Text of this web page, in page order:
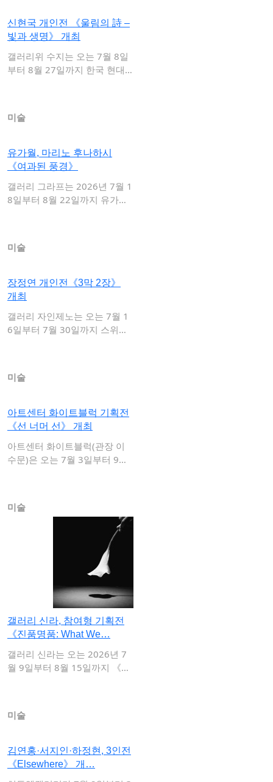
신현국 개인전 《울림의 詩 –
빛과 생명》 개최
갤러리위 수지는 오는 7월 8일
부터 8월 27일까지 한국 현대
미술
유가월, 마리노 후나하시
《여과된 풍경》
갤러리 그라프는 2026년 7월 1
8일부터 8월 22일까지 유가월
미술
장정연 개인전《3막 2장》
개최
갤러리 자인제노는 오는 7월 1
6일부터 7월 30일까지 스위스
미술
아트센터 화이트블럭 기획전
《선 너머 선》 개최
아트센터 화이트블럭(관장 이
수문)은 오는 7월 3일부터 9월
미술
갤러리 신라, 참여형 기획전
《진품명품: What We…
갤러리 신라는 오는 2026년 7
월 9일부터 8월 15일까지 《진
미술
김연홍·서지인·하정현, 3인전
《Elsewhere》 개…